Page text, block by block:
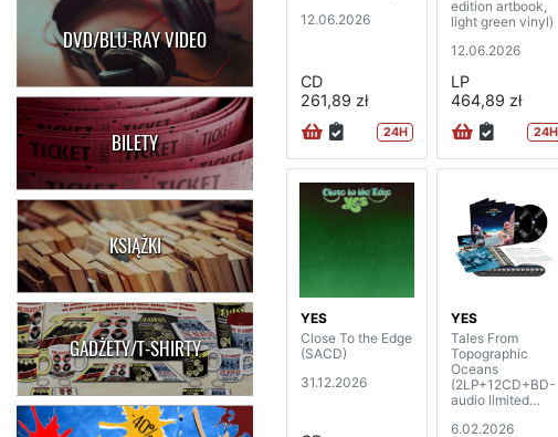
DVD/BLU-RAY VIDEO
BILETY
KSIĄŻKI
GADŻETY/T-SHIRTY
12.06.2026
CD
261,89 zł
24H
edition artbook,
light green vinyl)
12.06.2026
LP
464,89 zł
24H
YES
Close To the Edge
(SACD)
31.12.2026
YES
Tales From
Topographic
Oceans
(2LP+12CD+BD-
audio limited
6.02.2026